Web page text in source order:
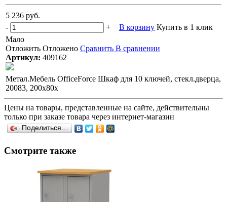
5 236 руб.
-
+ В корзину Купить в 1 клик
Мало
Отложить Отложено Сравнить В сравнении
Артикул: 409162
Метал.Мебель OfficeForce Шкаф для 10 ключей, стекл.дверца,
20083, 200х80х
Цены на товары, представленные на сайте, действительны
только при заказе товара через интернет-магазин
Поделиться…
Смотрите также